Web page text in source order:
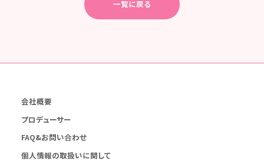
一覧に戻る
会社概要
プロデューサー
FAQ&お問い合わせ
個人情報の取扱いに関して